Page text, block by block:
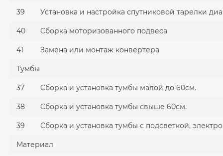
39 Установка и настройка спутниковой тарелки
40 Сборка моторизованного подвеса
41 Замена или монтаж конвертера
Тумбы
37 Сборка и установка тумбы малой до 60см.
38 Сборка и установка тумбы свыше 60см.
39 Сборка и установка тумбы с подсветкой,
Материал